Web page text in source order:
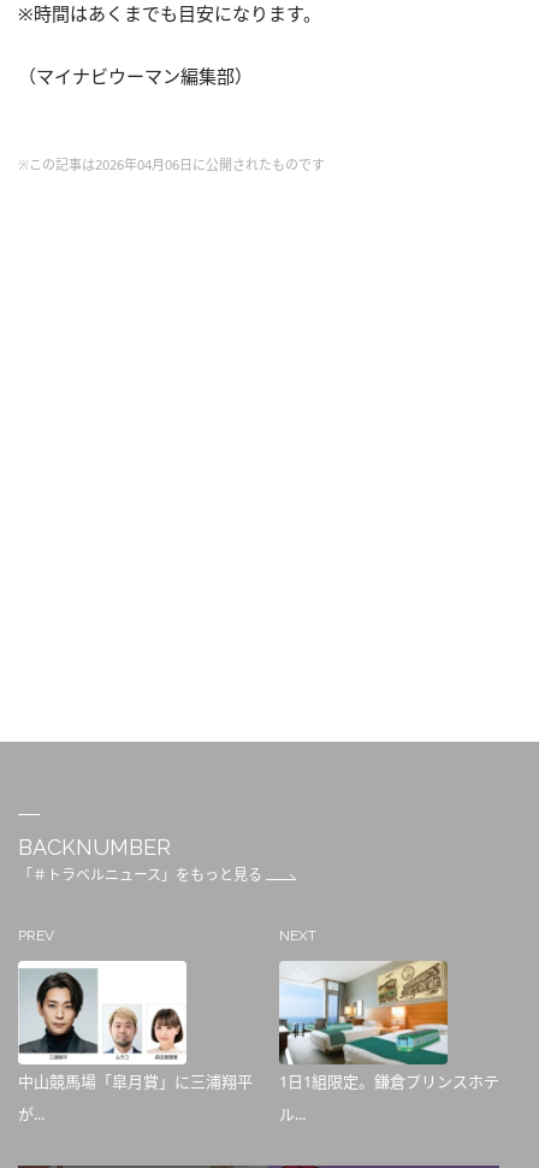
※時間はあくまでも目安になります。
（マイナビウーマン編集部）
※この記事は2026年04月06日に公開されたものです
BACKNUMBER
「＃トラベルニュース」をもっと見る
PREV
中山競馬場「皐月賞」に三浦翔平
が...
NEXT
1日1組限定。鎌倉プリンスホテ
ル...